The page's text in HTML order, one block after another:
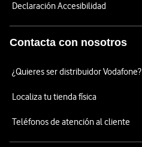
Declaración Accesibilidad
Contacta con nosotros
¿Quieres ser distribuidor Vodafone?
Localiza tu tienda física
Teléfonos de atención al cliente